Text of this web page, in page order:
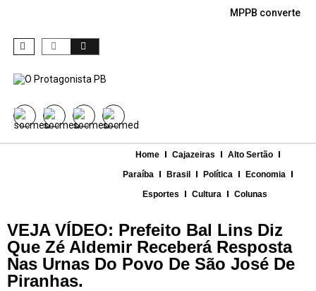
MPPB converte
Home Cajazeiras
Alto Sertão
Paraíba
Brasil Política
Economia
Esportes
Cultura Colunas
VEJA VÍDEO: Prefeito Bal Lins Diz
Que Zé Aldemir Receberá Resposta
Nas Urnas Do Povo De São José De
Piranhas.